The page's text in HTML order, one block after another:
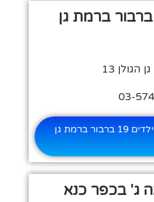
ילדים 19 ברבור ברמת גן
13
לכל המידע על גן ילדים 19 ברבור ברמת גן
ג' בכפר כנא